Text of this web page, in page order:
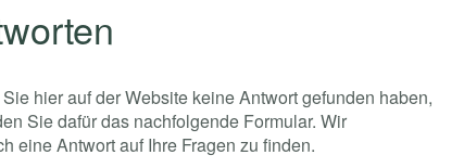
hier auf der Website keine Antwort gefunden haben,
Sie dafür das nachfolgende Formular. Wir
eine Antwort auf Ihre Fragen zu finden.